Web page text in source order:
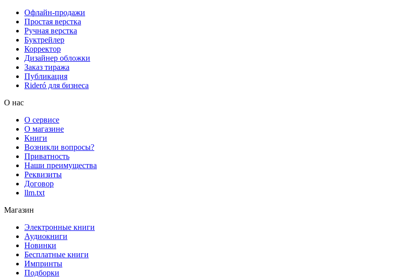
Офлайн-продажи
Простая верстка
Ручная верстка
Буктрейлер
Корректор
Дизайнер обложки
Заказ тиража
Публикация
Rideró для бизнеса
О нас
О сервисе
О магазине
Книги
Возникли вопросы?
Приватность
Наши преимущества
Реквизиты
Договор
llm.txt
Магазин
Электронные книги
Аудиокниги
Новинки
Бесплатные книги
Импринты
Подборки